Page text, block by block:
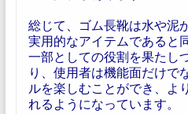
総じて、ゴム長靴は水や泥
実用的なアイテムであると
一部としての役割を果たし
り、使用者は機能面だけで
ルを楽しむことができ、よ
れるようになっています。